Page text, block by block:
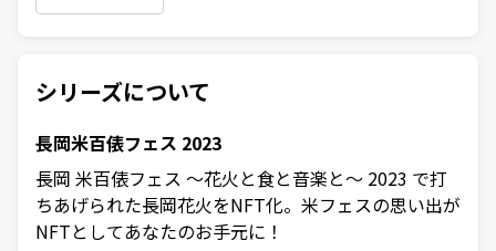
シリーズについて
長岡米百俵フェス 2023
長岡 米百俵フェス ～花火と食と音楽と～ 2023 で打
ちあげられた長岡花火をNFT化。米フェスの思い出が
NFTとしてあなたのお手元に！